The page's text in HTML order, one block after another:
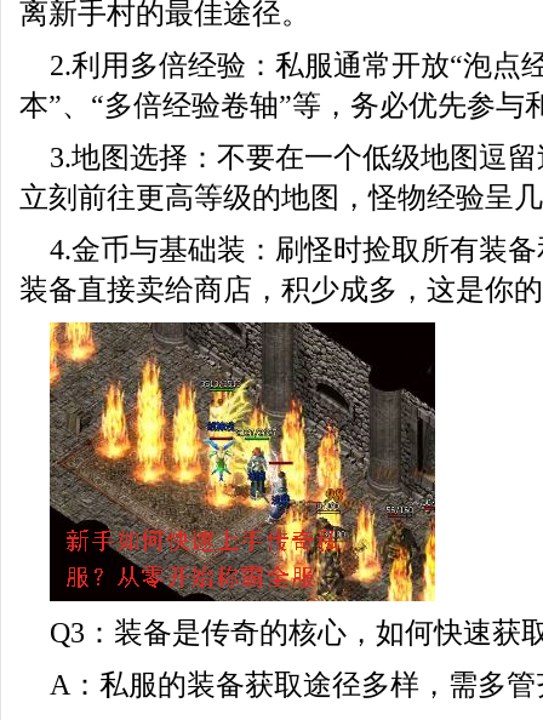
离新手村的最佳途径。
2.利用多倍经验：私服通常开放“泡点
本”、“多倍经验卷轴”等，务必优先参与
3.地图选择：不要在一个低级地图逗
立刻前往更高等级的地图，怪物经验呈
4.金币与基础装：刷怪时捡取所有装
装备直接卖给商店，积少成多，这是你
Q3：装备是传奇的核心，如何快速获
A：私服的装备获取途径多样，需多